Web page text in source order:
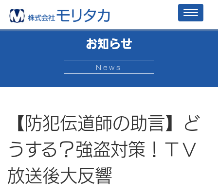
お知らせ
News
【防犯伝道師の助言】ど
うする？強盗対策！ＴＶ
放送後大反響